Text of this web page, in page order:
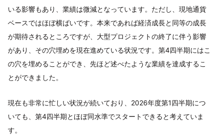
いる影響もあり、業績は微減となっています。ただし、現地通貨
ベースではほぼ横ばいです。本来であれば経済成長と同等の成長
が期待されるところですが、大型プロジェクトの終了に伴う影響
があり、その穴埋めを現在進めている状況です。第4四半期にはこ
の穴を埋めることができ、先ほど述べたような業績を達成するこ
とができました。
現在も非常に忙しい状況が続いており、2026年度第1四半期につ
いても、第4四半期とほぼ同水準でスタートできると考えていま
す。